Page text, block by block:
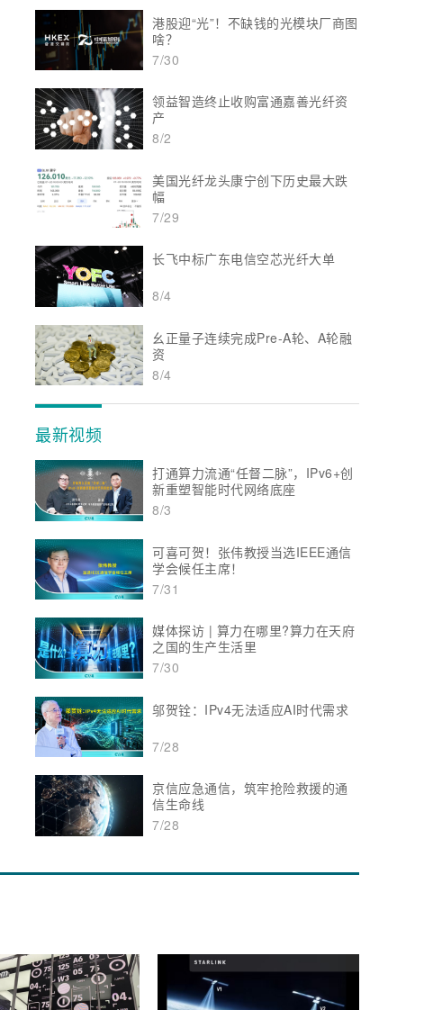
港股迎“光”！不缺钱的光模块厂商图
啥？
7/30
领益智造终止收购富通嘉善光纤资
产
8/2
美国光纤龙头康宁创下历史最大跌
幅
7/29
长飞中标广东电信空芯光纤大单
8/4
幺正量子连续完成Pre-A轮、A轮融
资
8/4
最新视频
打通算力流通“任督二脉”，IPv6+创
新重塑智能时代网络底座
8/3
可喜可贺！张伟教授当选IEEE通信
学会候任主席！
7/31
媒体探访 | 算力在哪里?算力在天府
之国的生产生活里
7/30
邬贺铨：IPv4无法适应AI时代需求
7/28
京信应急通信，筑牢抢险救援的通
信生命线
7/28